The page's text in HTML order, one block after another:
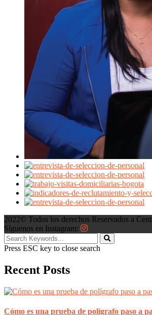
2022© Todos los derechos Reservados a
Síguenos en Instagram:
Press ESC key to close search
Recent Posts
Cómo es una prueba de polígrafo paso a